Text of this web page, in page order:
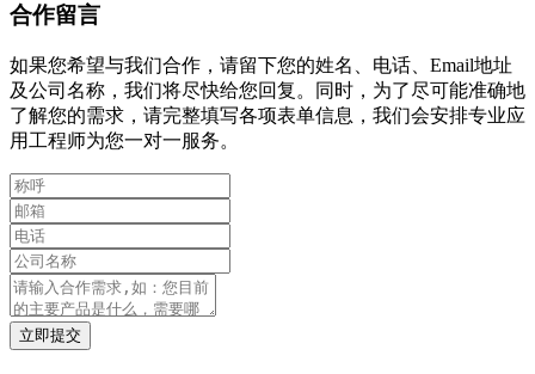
合作留言
如果您希望与我们合作，请留下您的姓名、电话、Email地址
及公司名称，我们将尽快给您回复。同时，为了尽可能准确地
了解您的需求，请完整填写各项表单信息，我们会安排专业应
用工程师为您一对一服务。
立即提交